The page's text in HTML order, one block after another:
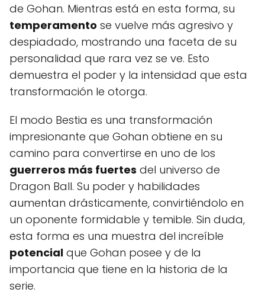
de Gohan. Mientras está en esta forma, su
temperamento se vuelve más agresivo y
despiadado, mostrando una faceta de su
personalidad que rara vez se ve. Esto
demuestra el poder y la intensidad que esta
transformación le otorga.
El modo Bestia es una transformación
impresionante que Gohan obtiene en su
camino para convertirse en uno de los
guerreros más fuertes del universo de
Dragon Ball. Su poder y habilidades
aumentan drásticamente, convirtiéndolo en
un oponente formidable y temible. Sin duda,
esta forma es una muestra del increíble
potencial que Gohan posee y de la
importancia que tiene en la historia de la
serie.